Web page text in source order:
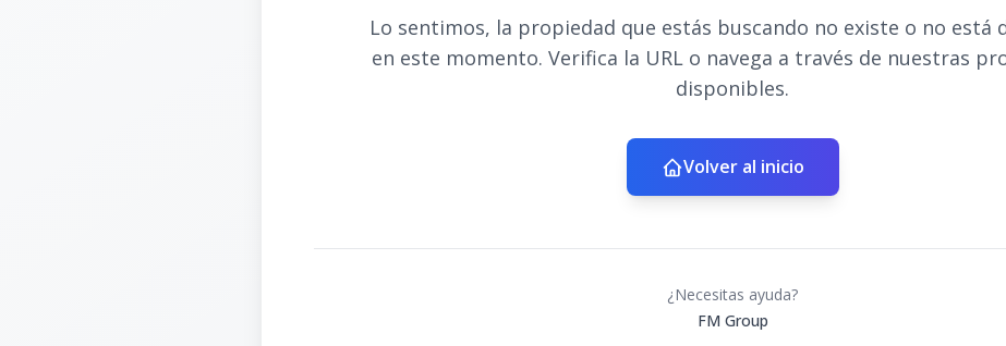
Lo sentimos, la propiedad que estás buscando no existe o no está
en este momento. Verifica la URL o navega a través de nuestras
disponibles.
Volver al inicio
¿Necesitas ayuda?
FM Group